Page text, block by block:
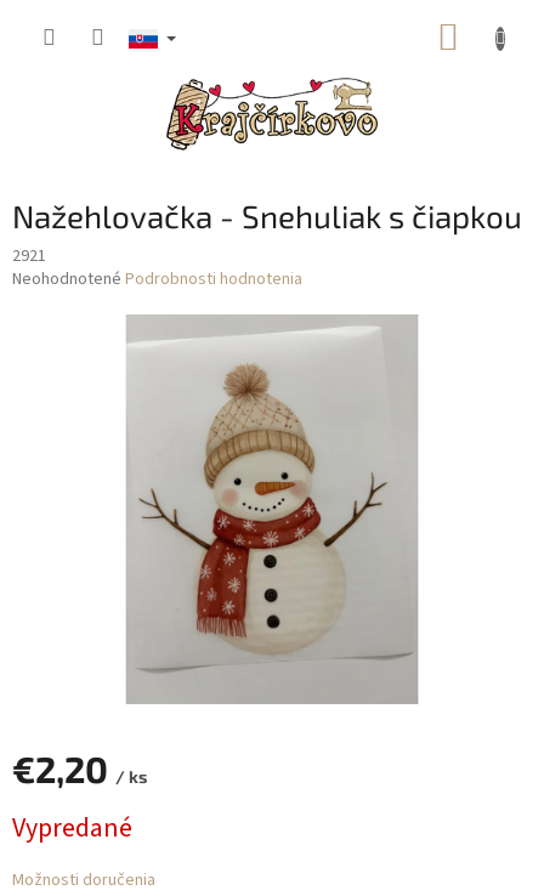
Nažehlovačka - Snehuliak s čiapkou
2921
Priemerné
Neohodnotené Podrobnosti hodnotenia
€2,20 / ks
cena:
Vypredané
Možnosti doručenia